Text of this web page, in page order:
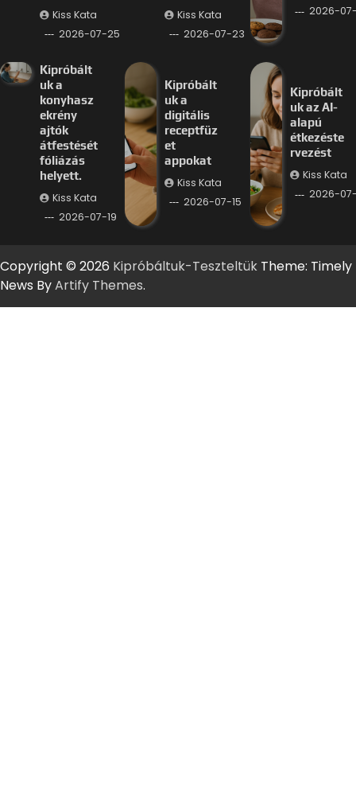
Kiss Kata
2026-07-25
Kiss Kata
2026-07-23
2026-
Kipróbált
uk a
konyhasz
ekrény
ajtók
átfestését
fóliázás
helyett.
Kiss Kata
2026-07-19
Kipróbált
uk a
digitális
receptfüz
et
appokat
Kiss Kata
2026-07-15
Kipróbált
uk az AI-
alapú
étkezéste
rvezést
Kiss Kata
2026-
Copyright © 2026 Kipróbáltuk-Teszteltük Theme: Timely
News ByArtify Themes.